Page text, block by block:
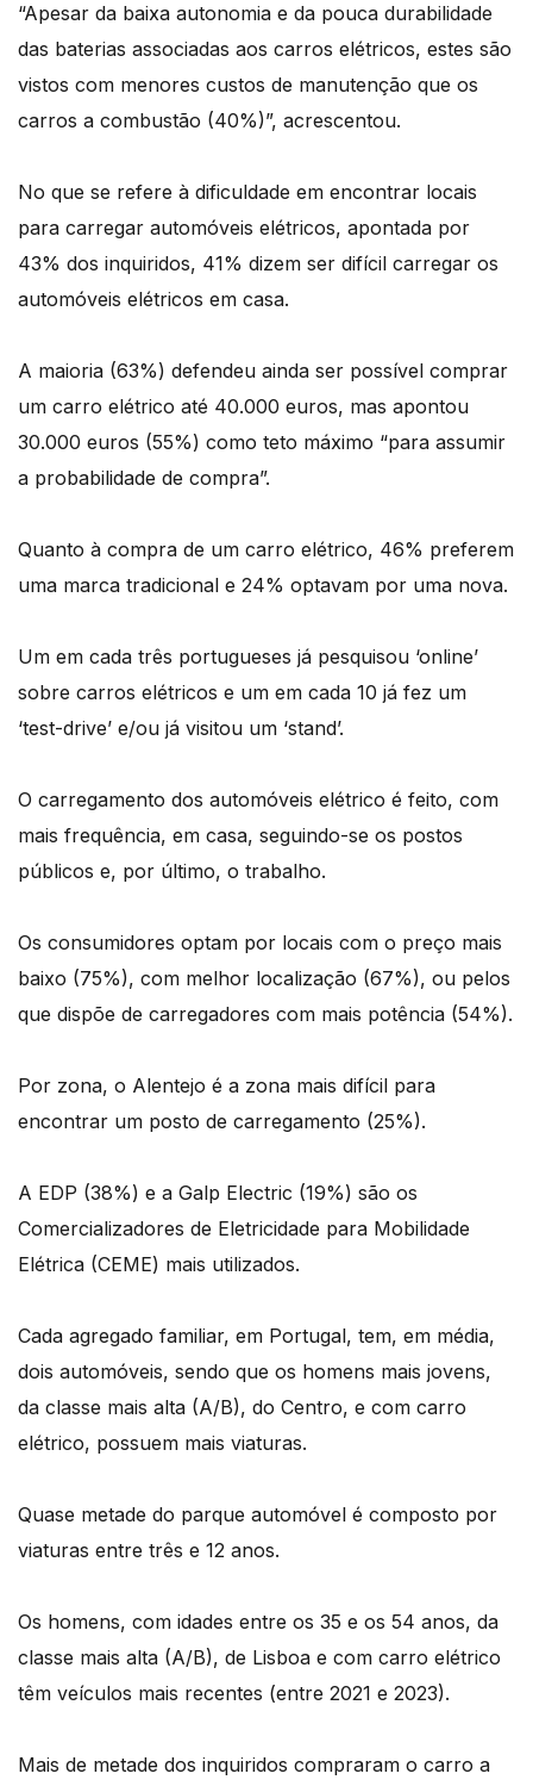
“Apesar da baixa autonomia e da pouca durabilidade
das baterias associadas aos carros elétricos, estes são
vistos com menores custos de manutenção que os
carros a combustão (40%)”, acrescentou.
No que se refere à dificuldade em encontrar locais
para carregar automóveis elétricos, apontada por
43% dos inquiridos, 41% dizem ser difícil carregar os
automóveis elétricos em casa.
A maioria (63%) defendeu ainda ser possível comprar
um carro elétrico até 40.000 euros, mas apontou
30.000 euros (55%) como teto máximo “para assumir
a probabilidade de compra”.
Quanto à compra de um carro elétrico, 46% preferem
uma marca tradicional e 24% optavam por uma nova.
Um em cada três portugueses já pesquisou ‘online’
sobre carros elétricos e um em cada 10 já fez um
‘test-drive’ e/ou já visitou um ‘stand’.
O carregamento dos automóveis elétrico é feito, com
mais frequência, em casa, seguindo-se os postos
públicos e, por último, o trabalho.
Os consumidores optam por locais com o preço mais
baixo (75%), com melhor localização (67%), ou pelos
que dispõe de carregadores com mais potência (54%).
Por zona, o Alentejo é a zona mais difícil para
encontrar um posto de carregamento (25%).
A EDP (38%) e a Galp Electric (19%) são os
Comercializadores de Eletricidade para Mobilidade
Elétrica (CEME) mais utilizados.
Cada agregado familiar, em Portugal, tem, em média,
dois automóveis, sendo que os homens mais jovens,
da classe mais alta (A/B), do Centro, e com carro
elétrico, possuem mais viaturas.
Quase metade do parque automóvel é composto por
viaturas entre três e 12 anos.
Os homens, com idades entre os 35 e os 54 anos, da
classe mais alta (A/B), de Lisboa e com carro elétrico
têm veículos mais recentes (entre 2021 e 2023).
Mais de metade dos inquiridos compraram o carro a